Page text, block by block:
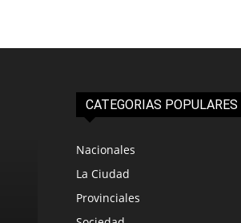
CATEGORIAS POPULARES
Nacionales
La Ciudad
Provinciales